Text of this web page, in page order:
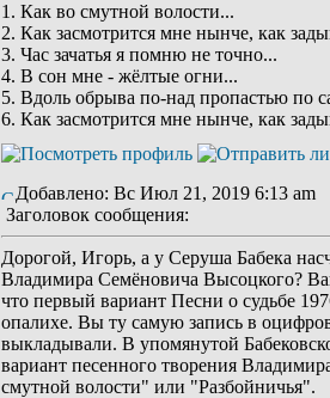
1. Как во смутной волости...
2. Как засмотрится мне нынче, как
3. Час зачатья я помню не точно...
4. В сон мне - жёлтые огни...
5. Вдоль обрыва по-над пропастью по
6. Как засмотрится мне нынче, как
Добавлено: Вс Июл 21, 2019 6:13 am
Заголовок сообщения:
Дорогой, Игорь, а у Серуша Бабека
Владимира Семёновича Высоцкого?
что первый вариант Песни о судьбе
опалихе. Вы ту самую запись в
выкладывали. В упомянутой
вариант песенного творения
смутной волости" или "Разбойничья".